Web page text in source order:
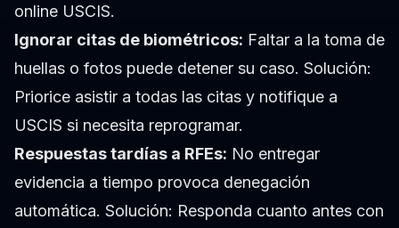
online USCIS.
Ignorar citas de biométricos: Faltar a la toma de
huellas o fotos puede detener su caso. Solución:
Priorice asistir a todas las citas y notifique a
USCIS si necesita reprogramar.
Respuestas tardías a RFEs: No entregar
evidencia a tiempo provoca denegación
automática. Solución: Responda cuanto antes con